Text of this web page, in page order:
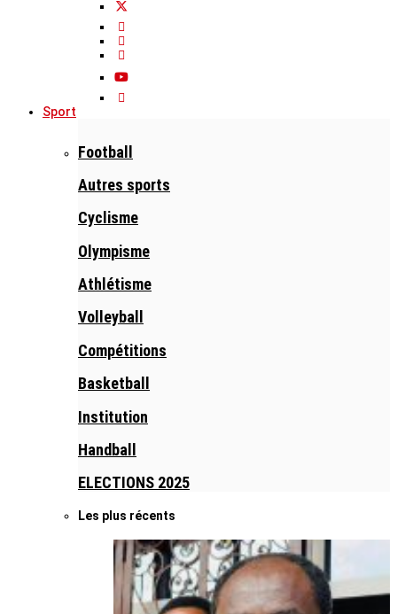
Sport
Football
Autres sports
Cyclisme
Olympisme
Athlétisme
Volleyball
Compétitions
Basketball
Institution
Handball
ELECTIONS 2025
Les plus récents